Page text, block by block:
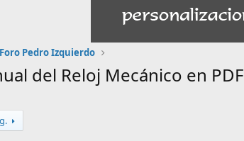
Foro Pedro Izquierdo
del Reloj Mecánico en PDF